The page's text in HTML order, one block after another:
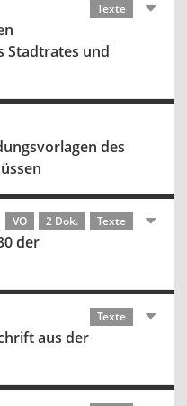
Texte
Stadtrates und
des
VO 2 Dok. Texte
der
Texte
aus der